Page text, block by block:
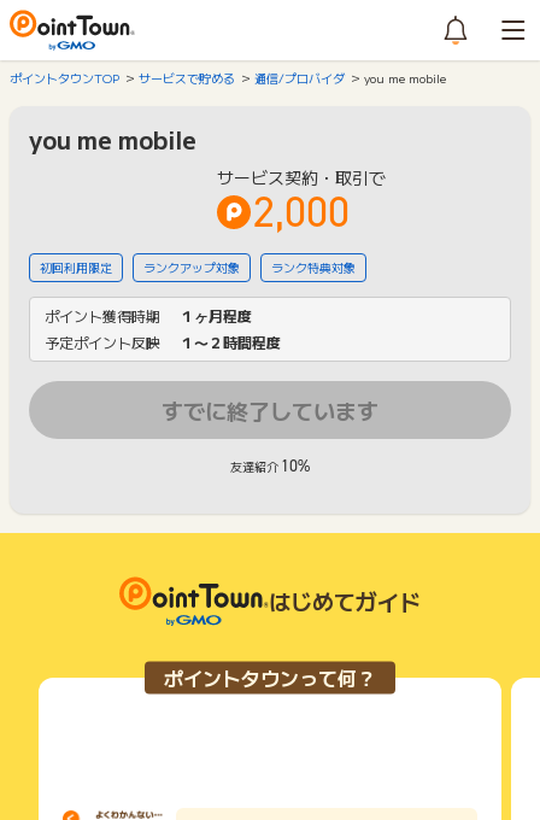
ポイントタウンTOP サービスで貯める 通信/プロバイダ you me mobile
you me mobile
サービス契約・取引で
2,000
初回利用限定 ランクアップ対象 ランク特典対象
ポイント獲得時期
１ヶ月程度
予定ポイント反映
１〜２時間程度
すでに終了しています
友達紹介 10%
はじめてガイド
ポイントタウンって何？